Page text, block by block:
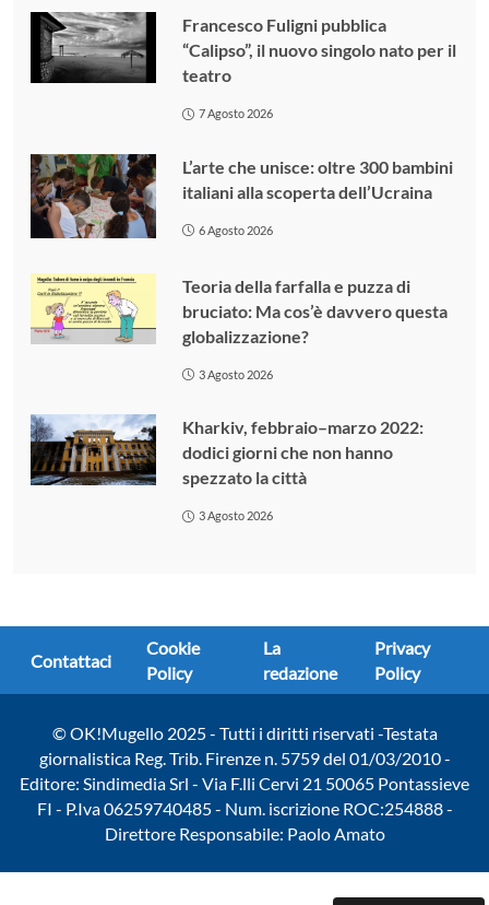
Francesco Fuligni pubblica
“Calipso”, il nuovo singolo nato per il
teatro
7 Agosto 2026
L’arte che unisce: oltre 300 bambini
italiani alla scoperta dell’Ucraina
6 Agosto 2026
Teoria della farfalla e puzza di
bruciato: Ma cos’è davvero questa
globalizzazione?
3 Agosto 2026
Kharkiv, febbraio–marzo 2022:
dodici giorni che non hanno
spezzato la città
3 Agosto 2026
Contattaci
Cookie
Policy
La
redazione
Privacy
Policy
© OK!Mugello 2025 - Tutti i diritti riservati -Testata
giornalistica Reg. Trib. Firenze n. 5759 del 01/03/2010 -
Editore: Sindimedia Srl - Via F.lli Cervi 21 50065 Pontassieve
FI - P.Iva 06259740485 - Num. iscrizione ROC:254888 -
Direttore Responsabile: Paolo Amato